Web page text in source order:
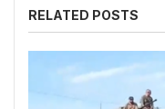
RELATED POSTS